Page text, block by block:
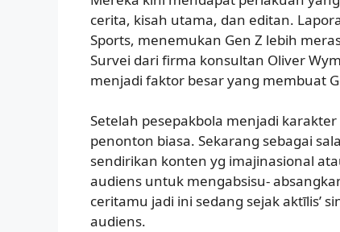
cerita, kisah utama, dan editan.
Sports, menemukan Gen Z lebih
Survei dari firma konsultan Oliver
menjadi faktor besar yang membuat
Setelah pesepakbola menjadi
penonton biasa. Sekarang sebagai
sendirikan konten yg imajinasional
audiens untuk mengabsisu-
ceritamu jadi ini sedang sejak aktīlis’
audiens.